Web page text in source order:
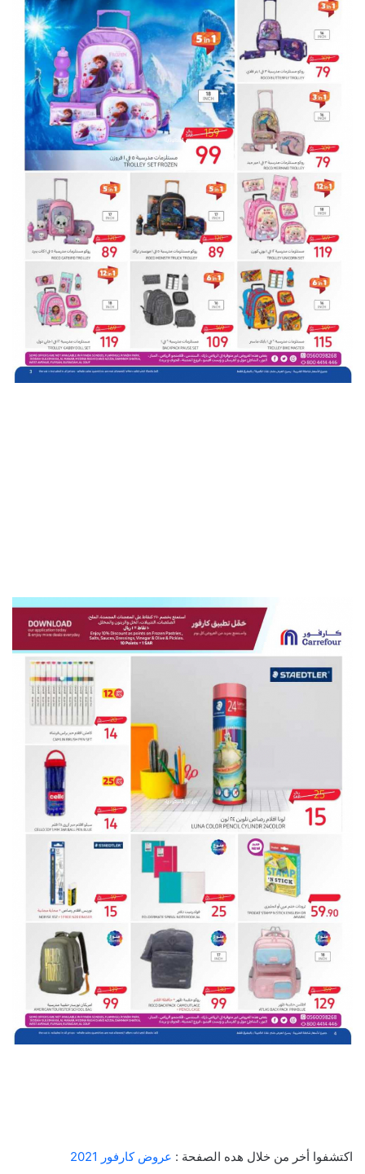
اكتشفوا أخر من خلال هده الصفحة : عروض كارفور 2021